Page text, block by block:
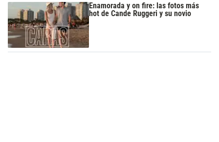
Enamorada y on fire: las fotos más
hot de Cande Ruggeri y su novio